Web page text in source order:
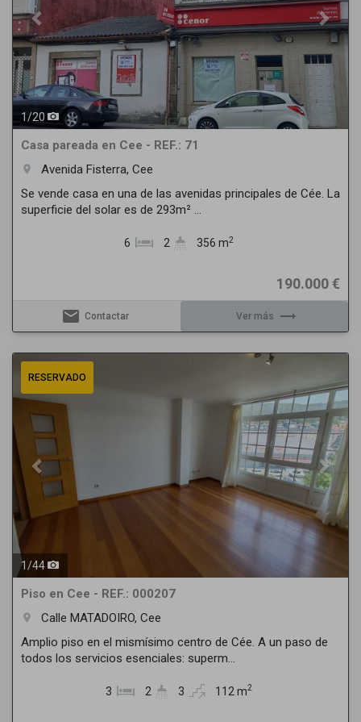
1/20
Casa pareada en Cee - REF.: 71
room
Avenida Fisterra, Cee
Se vende casa en una de las avenidas principales de Cée. La
superficie del solar es de 293m² ...
6 2 356 m2
190.000 €
email Contactar Ver más trending_flat
RESERVADO
Previous Next
1/44
Piso en Cee - REF.: 000207
room
Calle MATADOIRO, Cee
Amplio piso en el mismísimo centro de Cée. A un paso de
todos los servicios esenciales: superm...
3 2 3 112 m2